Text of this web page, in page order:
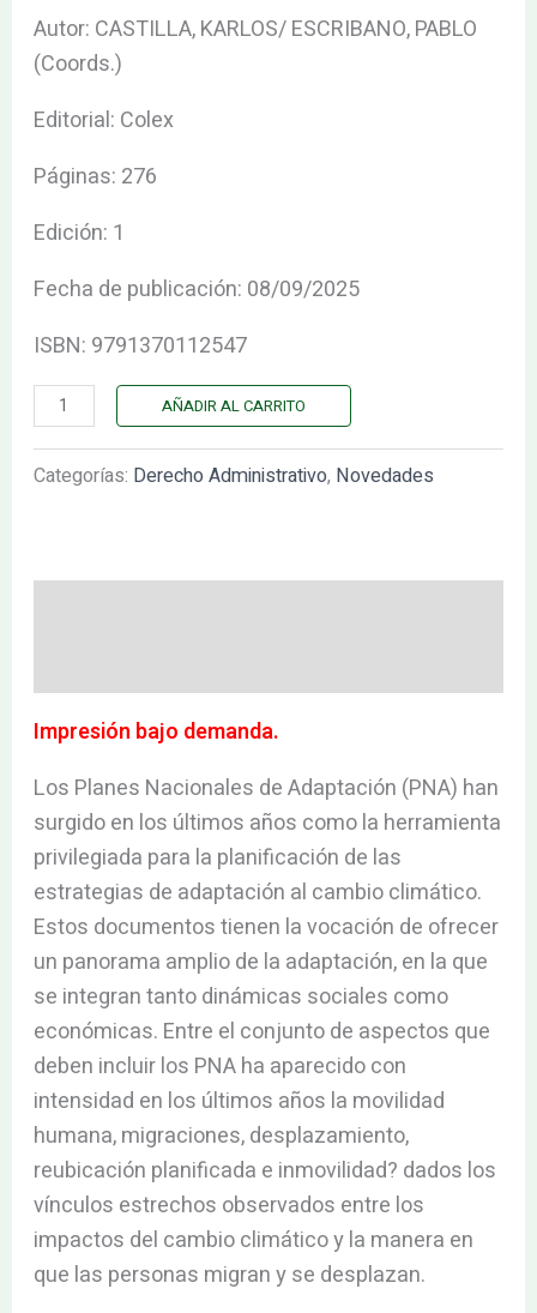
Autor: CASTILLA, KARLOS/ ESCRIBANO, PABLO
(Coords.)
Editorial: Colex
Páginas: 276
Edición: 1
Fecha de publicación: 08/09/2025
ISBN: 9791370112547
LA
ACCIÓN.
cantidad
AÑADIR AL CARRITO
Categorías: Derecho Administrativo, Novedades
Impresión bajo demanda.
Los Planes Nacionales de Adaptación (PNA) han
surgido en los últimos años como la herramienta
privilegiada para la planificación de las
estrategias de adaptación al cambio climático.
Estos documentos tienen la vocación de ofrecer
un panorama amplio de la adaptación, en la que
se integran tanto dinámicas sociales como
económicas. Entre el conjunto de aspectos que
deben incluir los PNA ha aparecido con
intensidad en los últimos años la movilidad
humana, migraciones, desplazamiento,
reubicación planificada e inmovilidad? dados los
vínculos estrechos observados entre los
impactos del cambio climático y la manera en
que las personas migran y se desplazan.